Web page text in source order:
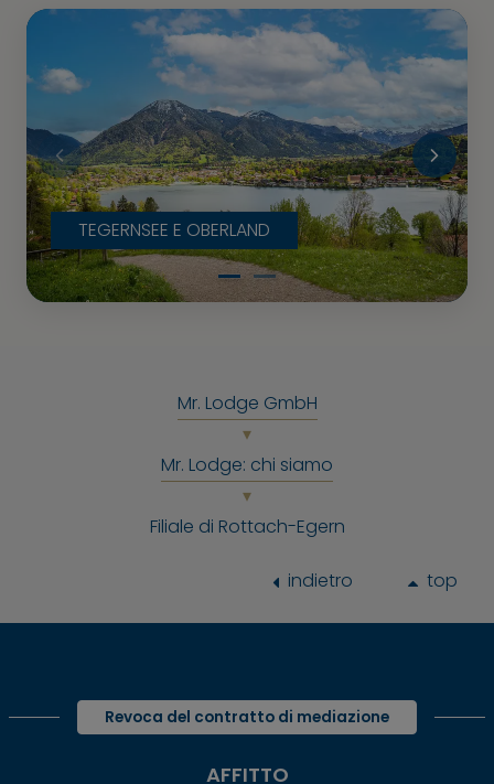
TEGERNSEE E OBERLAND
Mr. Lodge GmbH
Mr. Lodge: chi siamo
Filiale di Rottach-Egern
indietro top
Revoca del contratto di mediazione
AFFITTO